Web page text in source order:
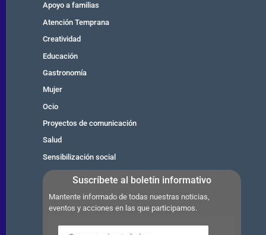
Apoyo a familias
Atención Temprana
Creatividad
Educación
Gastronomía
Mujer
Ocio
Proyectos de comunicación
Salud
Sensibilización social
Suscríbete al boletín informativo
Mantente informado de todas nuestras noticias,
eventos y acciones en las que participamos.